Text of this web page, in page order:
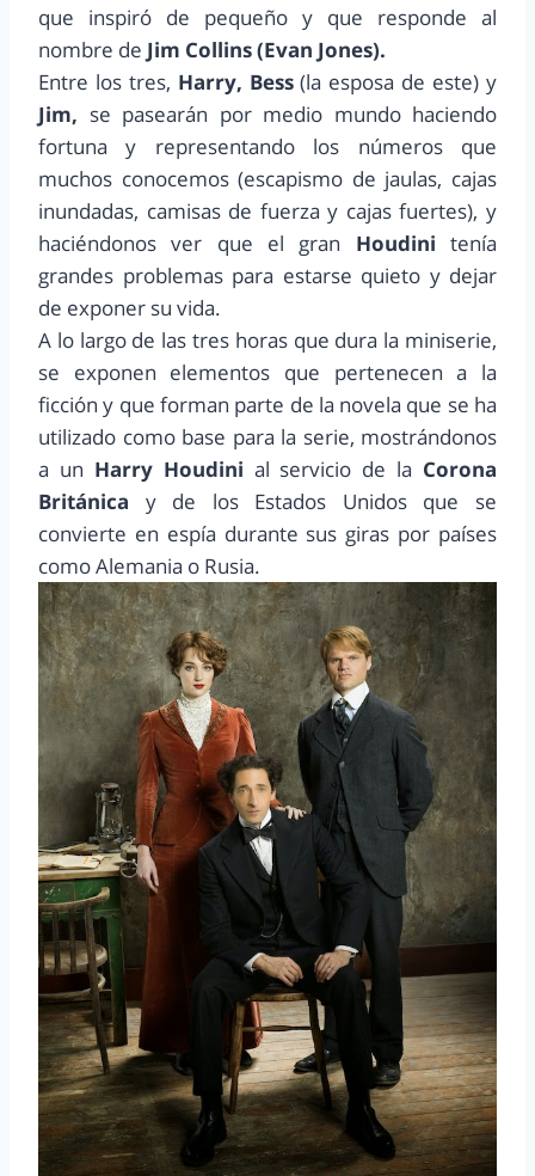
que inspiró de pequeño y que responde al
nombre de Jim Collins (Evan Jones).
Entre los tres, Harry, Bess(la esposa de este) y
Jim, se pasearán por medio mundo haciendo
fortuna y representando los números que
muchos conocemos (escapismo de jaulas, cajas
inundadas, camisas de fuerza y cajas fuertes), y
haciéndonos ver que el gran Houdinitenía
grandes problemas para estarse quieto y dejar
de exponer su vida.
A lo largo de las tres horas que dura la miniserie,
se exponen elementos que pertenecen a la
ficción y que forman parte de la novela que se ha
utilizado como base para la serie, mostrándonos
a un Harry Houdini al servicio de la Corona
Británica y de los Estados Unidos que se
convierte en espía durante sus giras por países
como Alemania o Rusia.